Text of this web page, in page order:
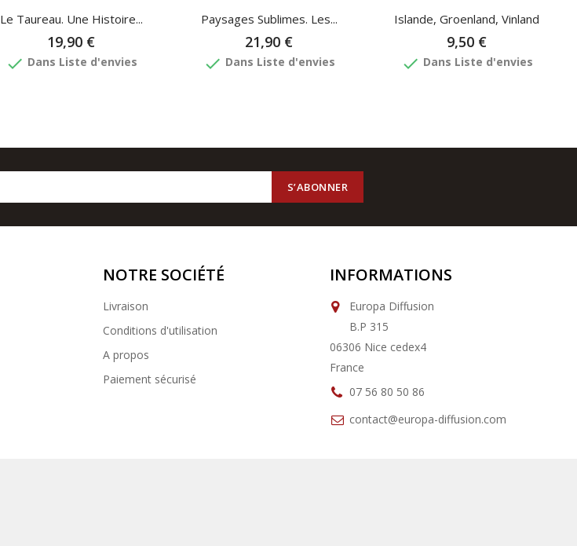
Le Taureau. Une Histoire...
19,90 €
done Dans Liste d'envies
Paysages Sublimes. Les...
21,90 €
done Dans Liste d'envies
Islande, Groenland, Vinland
9,50 €
done Dans Liste d'envies
NOTRE SOCIÉTÉ
Livraison
Conditions d'utilisation
A propos
Paiement sécurisé
INFORMATIONS
Europa Diffusion
B.P 315
06306 Nice cedex4
France
07 56 80 50 86
contact@europa-diffusion.com